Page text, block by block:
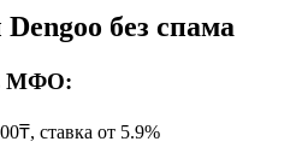
без спама
МФО:
ставка от 5.9%